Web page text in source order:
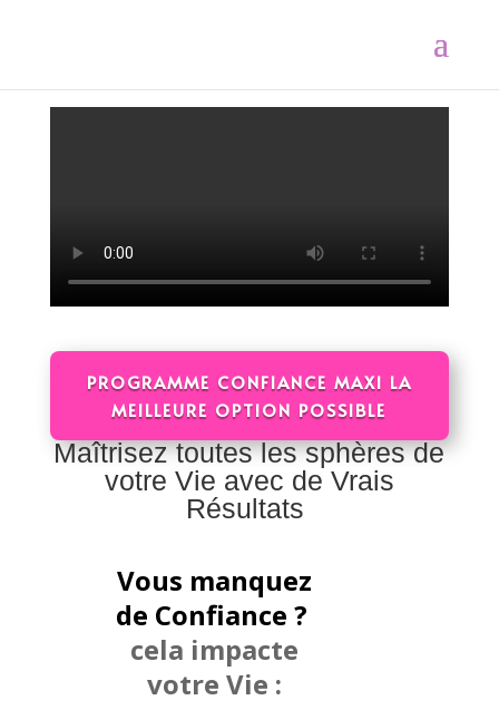
PROGRAMME CONFIANCE MAXI LA
MEILLEURE OPTION POSSIBLE
Maîtrisez toutes les sphères de
votre Vie avec de Vrais
Résultats
Vous manquez
de Confiance ?
cela impacte
votre Vie :